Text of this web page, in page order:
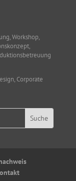
Workshop,
Corporate